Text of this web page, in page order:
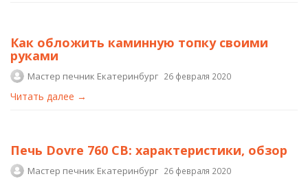
Как обложить каминную топку своими
руками
Мастер печник Екатеринбург 26 февраля 2020
Читать далее →
Печь Dovre 760 CB: характеристики, обзор
Мастер печник Екатеринбург 26 февраля 2020